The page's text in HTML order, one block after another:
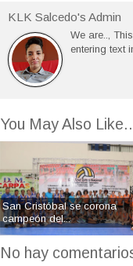
KLK Salcedo's Admin
We are..,
entering text
You May Also
San Cristóbal se corona
campeón del...
No hay